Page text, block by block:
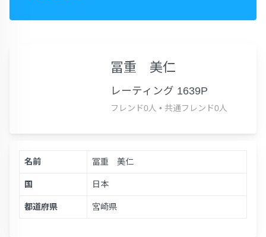
冨重 美仁
レーティング 1639P
フレンド0人 • 共通フレンド0人
名前 冨重 美仁
国 日本
都道府県 宮崎県